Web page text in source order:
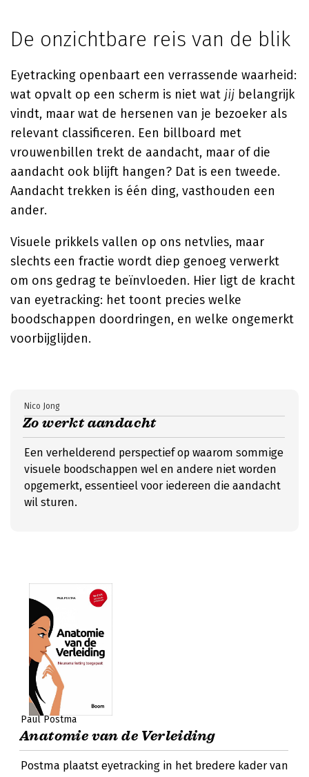
De onzichtbare reis van de blik
Eyetracking openbaart een verrassende waarheid:
wat opvalt op een scherm is niet wat jij belangrijk
vindt, maar wat de hersenen van je bezoeker als
relevant classificeren. Een billboard met
vrouwenbillen trekt de aandacht, maar of die
aandacht ook blijft hangen? Dat is een tweede.
Aandacht trekken is één ding, vasthouden een
ander.
Visuele prikkels vallen op ons netvlies, maar
slechts een fractie wordt diep genoeg verwerkt
om ons gedrag te beïnvloeden. Hier ligt de kracht
van eyetracking: het toont precies welke
boodschappen doordringen, en welke ongemerkt
voorbijglijden.
Zo werkt aandacht
Nico Jong
Een verhelderend perspectief op waarom sommige
visuele boodschappen wel en andere niet worden
opgemerkt, essentieel voor iedereen die aandacht
wil sturen.
Paul Postma
Anatomie van de Verleiding
Postma plaatst eyetracking in het bredere kader van